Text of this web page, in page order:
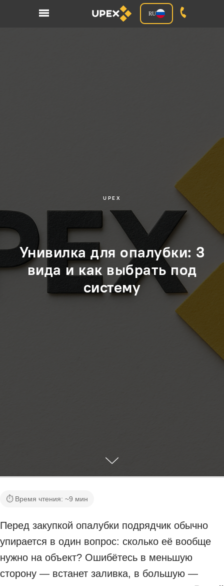
RU
UPEX
Унивилка для опалубки: 3
вида и как выбрать под
систему
⏱ Время чтения: ~9 мин
Перед закупкой опалубки подрядчик обычно
упирается в один вопрос: сколько её вообще
нужно на объект? Ошибётесь в меньшую
сторону — встанет заливка, в большую —